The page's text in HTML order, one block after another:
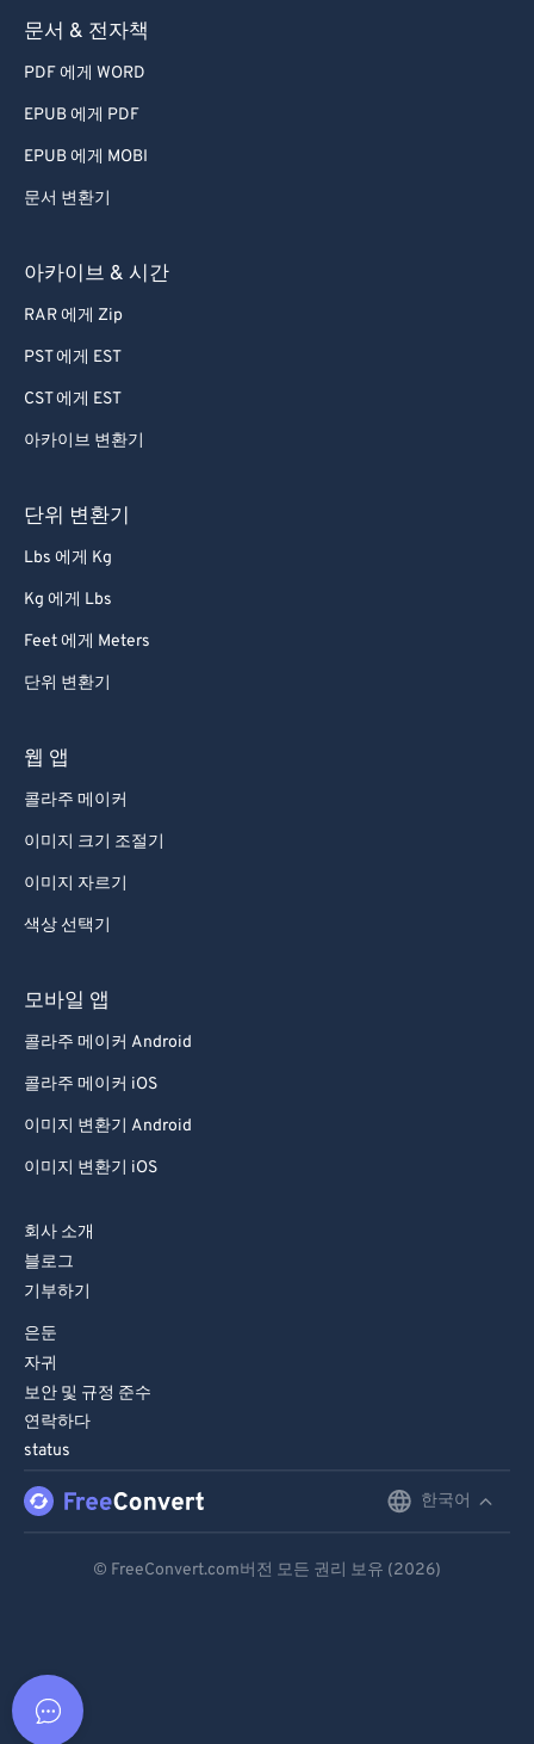
문서 & 전자책
PDF 에게 WORD
EPUB 에게 PDF
EPUB 에게 MOBI
문서 변환기
아카이브 & 시간
RAR 에게 Zip
PST 에게 EST
CST 에게 EST
아카이브 변환기
단위 변환기
Lbs 에게 Kg
Kg 에게 Lbs
Feet 에게 Meters
단위 변환기
웹 앱
콜라주 메이커
이미지 크기 조절기
이미지 자르기
색상 선택기
모바일 앱
콜라주 메이커 Android
콜라주 메이커 iOS
이미지 변환기 Android
이미지 변환기 iOS
회사 소개
블로그
기부하기
은둔
자귀
보안 및 규정 준수
연락하다
status
한국어
© FreeConvert.com버전 모든 권리 보유 (2026)